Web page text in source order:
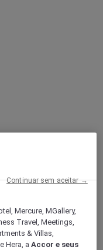
Mercure, MGallery,
Travel, Meetings,
& Villas,
Hera, aAccor e seus
Continuar sem aceitar →